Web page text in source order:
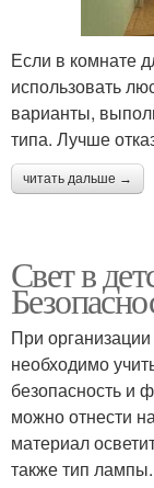
Если в комнате
использовать
варианты,
типа. Лучше
читать дальше →
Свет в
При
необходимо
безопасность и
можно отнести
материал
также тип лампы.